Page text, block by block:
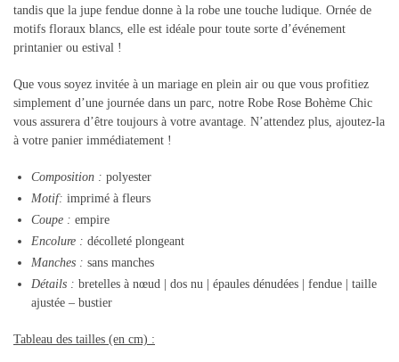
tandis que la jupe fendue donne à la robe une touche ludique. Ornée de
motifs floraux blancs, elle est idéale pour toute sorte d’événement
printanier ou estival !
Que vous soyez invitée à un mariage en plein air ou que vous profitiez
simplement d’une journée dans un parc, notre Robe Rose Bohème Chic
vous assurera d’être toujours à votre avantage. N’attendez plus, ajoutez-la
à votre panier immédiatement !
Composition : polyester
Motif: imprimé à fleurs
Coupe : empire
Encolure : décolleté plongeant
Manches : sans manches
Détails : bretelles à nœud | dos nu | épaules dénudées | fendue | taille
ajustée – bustier
Tableau des tailles (en cm) :